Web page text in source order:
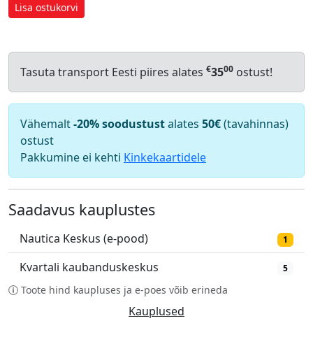
Lisa ostukorvi
Tasuta transport Eesti piires alates €3500 ostust!
Vähemalt-20% soodustustalates 50€(tavahinnas)
ostust
Pakkumine ei kehti Kinkekaartidele
Saadavus kauplustes
Nautica Keskus (e-pood) 1
Kvartali kaubanduskeskus 5
Toote hind kaupluses ja e-poes võib erineda
Kauplused